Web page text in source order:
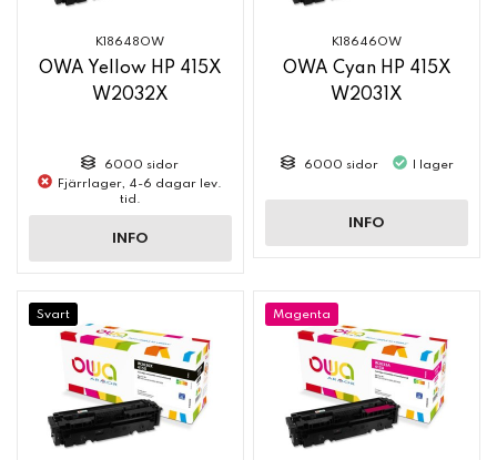
K18648OW
OWA Yellow HP 415X
W2032X
6000 sidor
Fjärrlager, 4-6 dagar lev.
tid.
INFO
K18646OW
OWA Cyan HP 415X
W2031X
6000 sidor I lager
INFO
Svart Magenta